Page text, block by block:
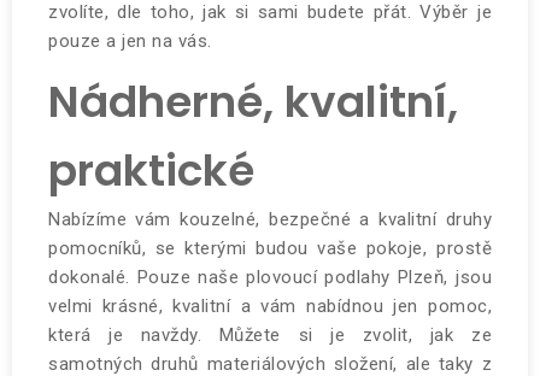
zvolíte, dle toho, jak si sami budete přát. Výběr je
pouze a jen na vás.
Nádherné, kvalitní,
praktické
Nabízíme vám kouzelné, bezpečné a kvalitní druhy
pomocníků, se kterými budou vaše pokoje, prostě
dokonalé. Pouze naše plovoucí podlahy Plzeň, jsou
velmi krásné, kvalitní a vám nabídnou jen pomoc,
která je navždy. Můžete si je zvolit, jak ze
samotných druhů materiálových složení, ale taky z